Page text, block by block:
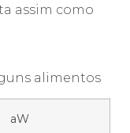
assim como
alimentos
aW